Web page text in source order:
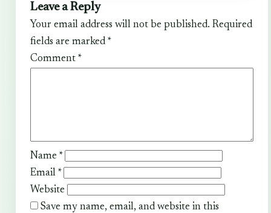
Leave a Reply
Your email address will not be published. Required
fields are marked *
Comment *
Name *
Email *
Website
Save my name, email, and website in this